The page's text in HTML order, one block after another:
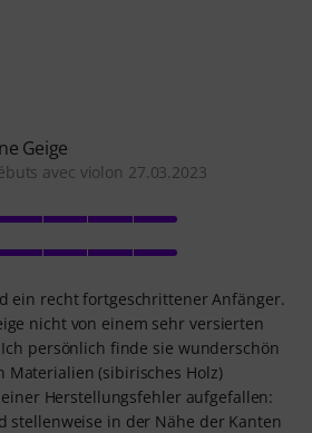
Geige
avec violon 27.03.2023
ein recht fortgeschrittener Anfänger.
nicht von einem sehr versierten
persönlich finde sie wunderschön
Materialien (sibirisches Holz)
Herstellungsfehler aufgefallen:
stellenweise in der Nähe der Kanten